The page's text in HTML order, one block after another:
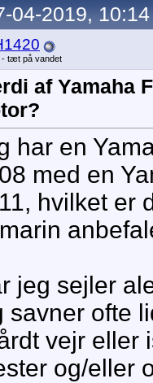
04-2019, 10:14
- tæt på vandet
af Yamaha
har en
med en
hvilket er
jeg sejler
savner ofte
vejr eller
og/eller